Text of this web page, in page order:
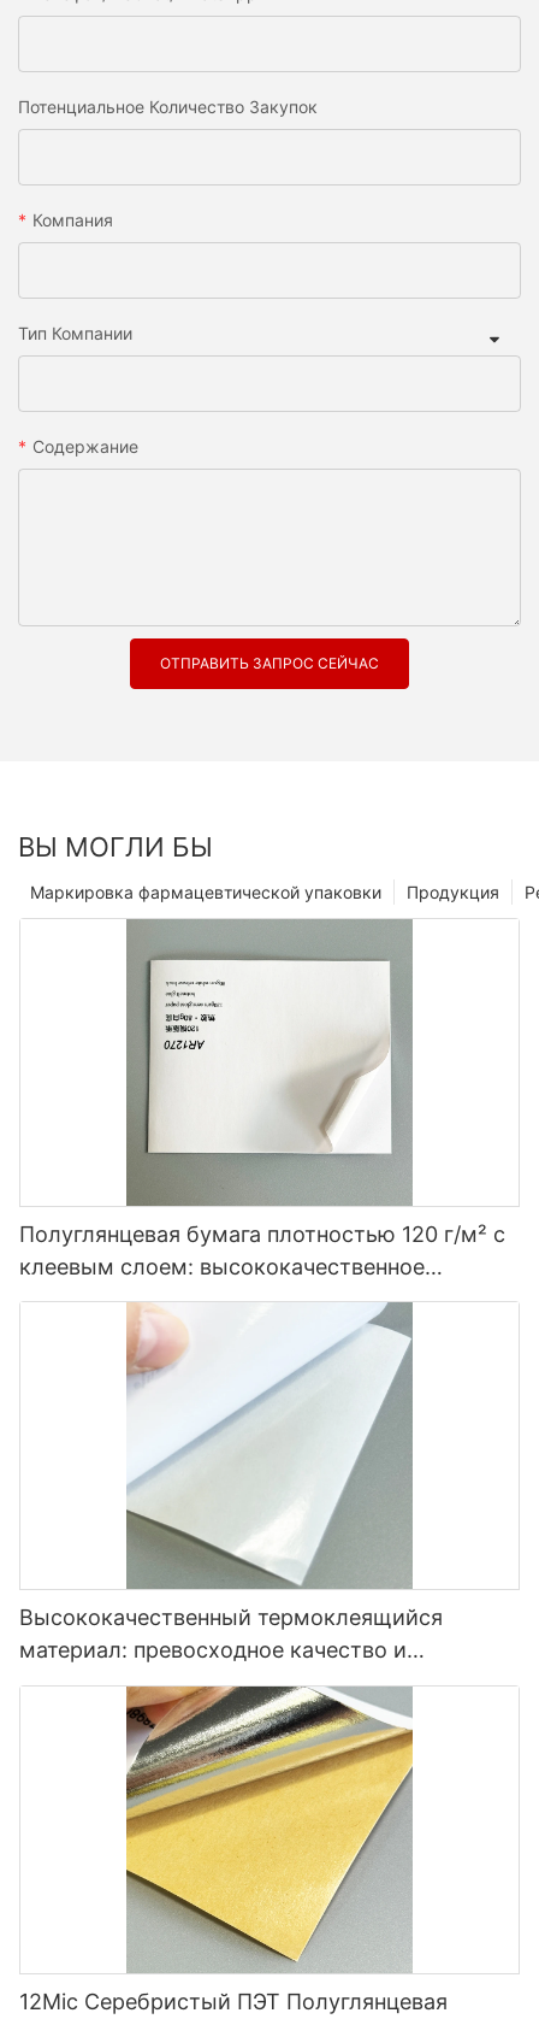
Потенциальное Количество Закупок
Компания
Тип Компании
Содержание
ОТПРАВИТЬ ЗАПРОС СЕЙЧАС
ВЫ МОГЛИ БЫ
Продукция
Маркировка фармацевтической упаковки
Полуглянцевая бумага плотностью 120 г/м² с
клеевым слоем: высококачественное
решение для маркировки.
Высококачественный термоклеящийся
материал: превосходное качество и
универсальность.
12Mic Серебристый ПЭТ Полуглянцевая